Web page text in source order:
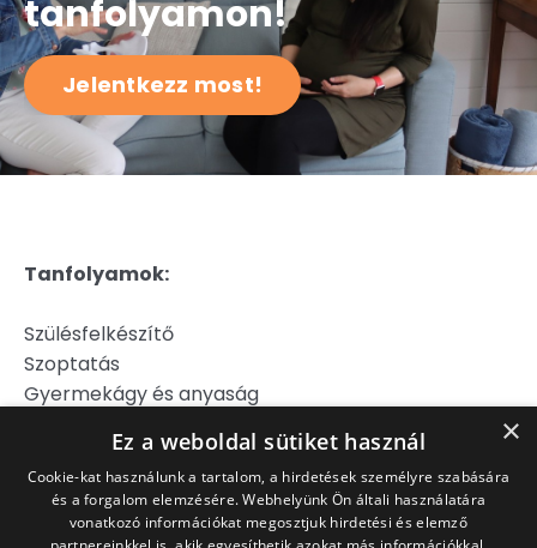
tanfolyamon!
Jelentkezz most!
Tanfolyamok:
Szülésfelkészítő
Szoptatás
Gyermekágy és anyaság
Szülj könnyebben!
Jogi Nyilatkozat
Adatkezelési Tájékoztató
×
Ez a weboldal sütiket használ
Cookie-kat használunk a tartalom, a hirdetések személyre szabására
és a forgalom elemzésére. Webhelyünk Ön általi használatára
vonatkozó információkat megosztjuk hirdetési és elemző